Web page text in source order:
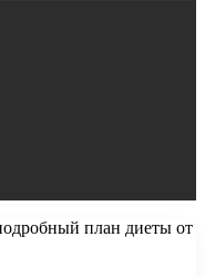
план диеты от